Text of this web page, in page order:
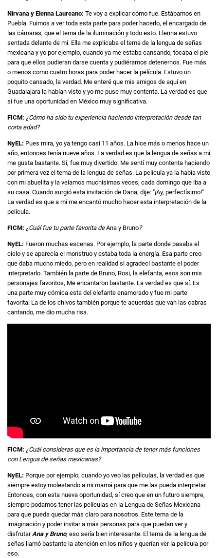
Nirvana y Elenna Laureano: Te voy a explicar cómo fue. Estábamos en
Puebla. Fuimos a ver toda esta parte para poder hacerlo, el encargado de
las cámaras, que el tema de la iluminación y todo esto. Elenna estuvo
sentada delante de mí. Ella me explicaba el tema de la lengua de señas
mexicana y yo por ejemplo, cuando ya me estaba cansando, tocaba el pie
para que ellos pudieran darse cuenta y pudiéramos detenernos. Fue más
o menos como cuatro horas para poder hacer la película. Estuvo un
poquito cansado, la verdad. Me enteré que mis amigos de aquí en
Guadalajara la habían visto y yo me puse muy contenta. La verdad es que
sí fue una oportunidad en México muy significativa.
FICM: ¿Cómo ha sido tu experiencia haciendo interpretación desde tan
corta edad?
NyEL: Pues mira, yo ya tengo casi 11 años. La hice más o menos hace un
año, entonces tenía nueve años. La verdad es que la lengua de señas a mí
me gusta bastante. Sí, fue muy divertido. Me sentí muy contenta haciendo
por primera vez el tema de la lengua de señas. La película ya la había visto
con mi abuelita y la veíamos muchísimas veces, cada domingo que iba a
su casa. Cuando surgió esta invitación de Dana, dije: "¡Ay, perfectísimo!"
La verdad es que a mí me encantó mucho hacer esta interpretación de la
película.
FICM: ¿Cuál fue tu parte favorita deAna y Bruno?
NyEL: Fueron muchas escenas. Por ejemplo, la parte donde pasaba el
cielo y se aparecía el monstruo y estaba toda la energía. Esa parte creo
que daba mucho miedo, pero en realidad sí agradecí bastante el poder
interpretarlo. También la parte de Bruno, Rosi, la elefanta, esos son mis
personajes favoritos, Me encantaron bastante. La verdad es que sí. Es
una parte muy cómica esta del elefante enamorado y fue mi parte
favorita. La de los chivos también porque te acuerdas que van las cabras
cantando, me dio mucha risa.
FICM: ¿Cuál consideras que es la importancia de tener más funciones
con Lengua de señas mexicanas?
NyEL: Porque por ejemplo, cuando yo veo las películas, la verdad es que
siempre estoy molestando a mi mamá para que me las pueda interpretar.
Entonces, con esta nueva oportunidad, sí creo que en un futuro siempre,
siempre podamos tener las películas en la Lengua de Señas Mexicana
para que pueda quedar más claro para nosotros. Este tema de la
imaginación y poder invitar a más personas para que puedan ver y
disfrutarAna y Bruno, eso sería bien interesante. El tema de la lengua de
señas llamó bastante la atención en los niños y querían ver la película por
eso.